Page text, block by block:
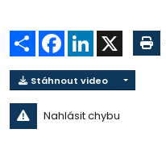
Sdílet Facebook
LinkedIn
Stáhnout video
Nahlásit chybu